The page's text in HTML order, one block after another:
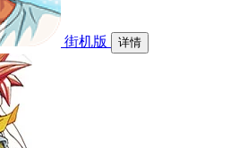
街机版 详情